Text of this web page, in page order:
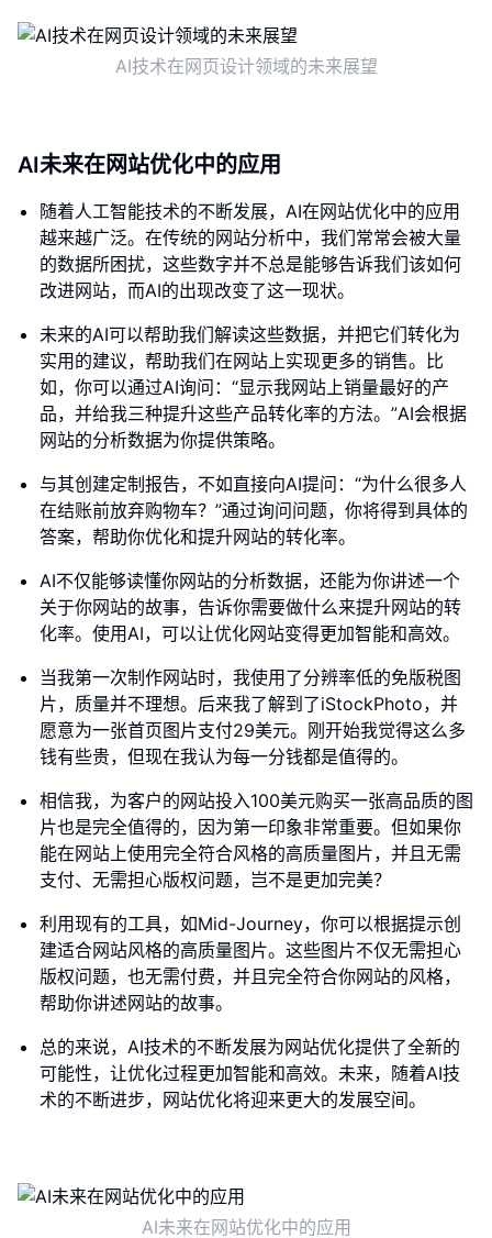
AI技术在网页设计领域的未来展望
AI未来在网站优化中的应用
随着人工智能技术的不断发展，AI在网站优化中的应用
越来越广泛。在传统的网站分析中，我们常常会被大量
的数据所困扰，这些数字并不总是能够告诉我们该如何
改进网站，而AI的出现改变了这一现状。
未来的AI可以帮助我们解读这些数据，并把它们转化为
实用的建议，帮助我们在网站上实现更多的销售。比
如，你可以通过AI询问：“显示我网站上销量最好的产
品，并给我三种提升这些产品转化率的方法。”AI会根据
网站的分析数据为你提供策略。
与其创建定制报告，不如直接向AI提问：“为什么很多人
在结账前放弃购物车？”通过询问问题，你将得到具体的
答案，帮助你优化和提升网站的转化率。
AI不仅能够读懂你网站的分析数据，还能为你讲述一个
关于你网站的故事，告诉你需要做什么来提升网站的转
化率。使用AI，可以让优化网站变得更加智能和高效。
当我第一次制作网站时，我使用了分辨率低的免版税图
片，质量并不理想。后来我了解到了iStockPhoto，并
愿意为一张首页图片支付29美元。刚开始我觉得这么多
钱有些贵，但现在我认为每一分钱都是值得的。
相信我，为客户的网站投入100美元购买一张高品质的图
片也是完全值得的，因为第一印象非常重要。但如果你
能在网站上使用完全符合风格的高质量图片，并且无需
支付、无需担心版权问题，岂不是更加完美？
利用现有的工具，如Mid-Journey，你可以根据提示创
建适合网站风格的高质量图片。这些图片不仅无需担心
版权问题，也无需付费，并且完全符合你网站的风格，
帮助你讲述网站的故事。
总的来说，AI技术的不断发展为网站优化提供了全新的
可能性，让优化过程更加智能和高效。未来，随着AI技
术的不断进步，网站优化将迎来更大的发展空间。
AI未来在网站优化中的应用